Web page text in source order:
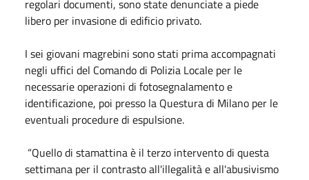
regolari documenti, sono state denunciate a piede
libero per invasione di edificio privato.
I sei giovani magrebini sono stati prima accompagnati
negli uffici del Comando di Polizia Locale per le
necessarie operazioni di fotosegnalamento e
identificazione, poi presso la Questura di Milano per le
eventuali procedure di espulsione.
“Quello di stamattina è il terzo intervento di questa
settimana per il contrasto all'illegalità e all'abusivismo